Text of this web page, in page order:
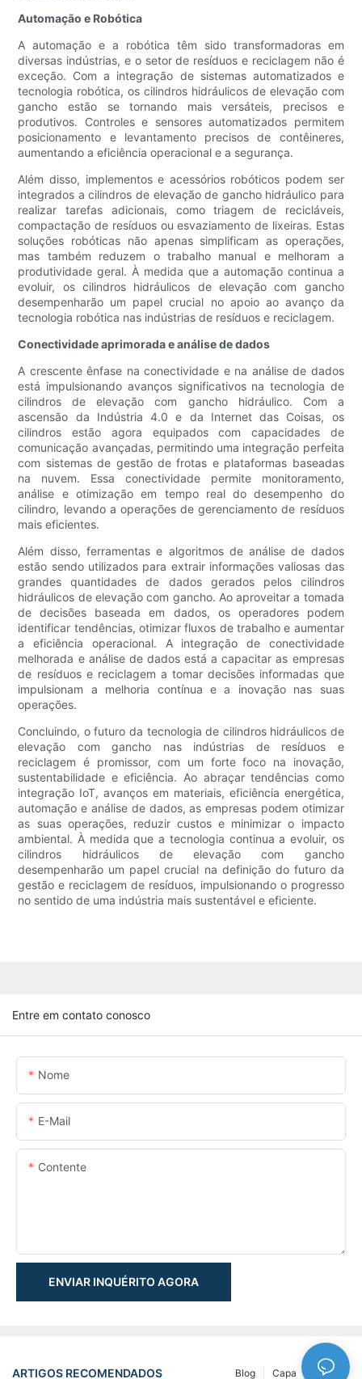
Automação e Robótica
A automação e a robótica têm sido transformadoras em
diversas indústrias, e o setor de resíduos e reciclagem não é
exceção. Com a integração de sistemas automatizados e
tecnologia robótica, os cilindros hidráulicos de elevação com
gancho estão se tornando mais versáteis, precisos e
produtivos. Controles e sensores automatizados permitem
posicionamento e levantamento precisos de contêineres,
aumentando a eficiência operacional e a segurança.
Além disso, implementos e acessórios robóticos podem ser
integrados a cilindros de elevação de gancho hidráulico para
realizar tarefas adicionais, como triagem de recicláveis,
compactação de resíduos ou esvaziamento de lixeiras. Estas
soluções robóticas não apenas simplificam as operações,
mas também reduzem o trabalho manual e melhoram a
produtividade geral. À medida que a automação continua a
evoluir, os cilindros hidráulicos de elevação com gancho
desempenharão um papel crucial no apoio ao avanço da
tecnologia robótica nas indústrias de resíduos e reciclagem.
Conectividade aprimorada e análise de dados
A crescente ênfase na conectividade e na análise de dados
está impulsionando avanços significativos na tecnologia de
cilindros de elevação com gancho hidráulico. Com a
ascensão da Indústria 4.0 e da Internet das Coisas, os
cilindros estão agora equipados com capacidades de
comunicação avançadas, permitindo uma integração perfeita
com sistemas de gestão de frotas e plataformas baseadas
na nuvem. Essa conectividade permite monitoramento,
análise e otimização em tempo real do desempenho do
cilindro, levando a operações de gerenciamento de resíduos
mais eficientes.
Além disso, ferramentas e algoritmos de análise de dados
estão sendo utilizados para extrair informações valiosas das
grandes quantidades de dados gerados pelos cilindros
hidráulicos de elevação com gancho. Ao aproveitar a tomada
de decisões baseada em dados, os operadores podem
identificar tendências, otimizar fluxos de trabalho e aumentar
a eficiência operacional. A integração de conectividade
melhorada e análise de dados está a capacitar as empresas
de resíduos e reciclagem a tomar decisões informadas que
impulsionam a melhoria contínua e a inovação nas suas
operações.
Concluindo, o futuro da tecnologia de cilindros hidráulicos de
elevação com gancho nas indústrias de resíduos e
reciclagem é promissor, com um forte foco na inovação,
sustentabilidade e eficiência. Ao abraçar tendências como
integração IoT, avanços em materiais, eficiência energética,
automação e análise de dados, as empresas podem otimizar
as suas operações, reduzir custos e minimizar o impacto
ambiental. À medida que a tecnologia continua a evoluir, os
cilindros hidráulicos de elevação com gancho
desempenharão um papel crucial na definição do futuro da
gestão e reciclagem de resíduos, impulsionando o progresso
no sentido de uma indústria mais sustentável e eficiente.
Entre em contato conosco
Nome
E-Mail
Contente
ENVIAR INQUÉRITO AGORA
ARTIGOS RECOMENDADOS NEWS
Capa
Blog